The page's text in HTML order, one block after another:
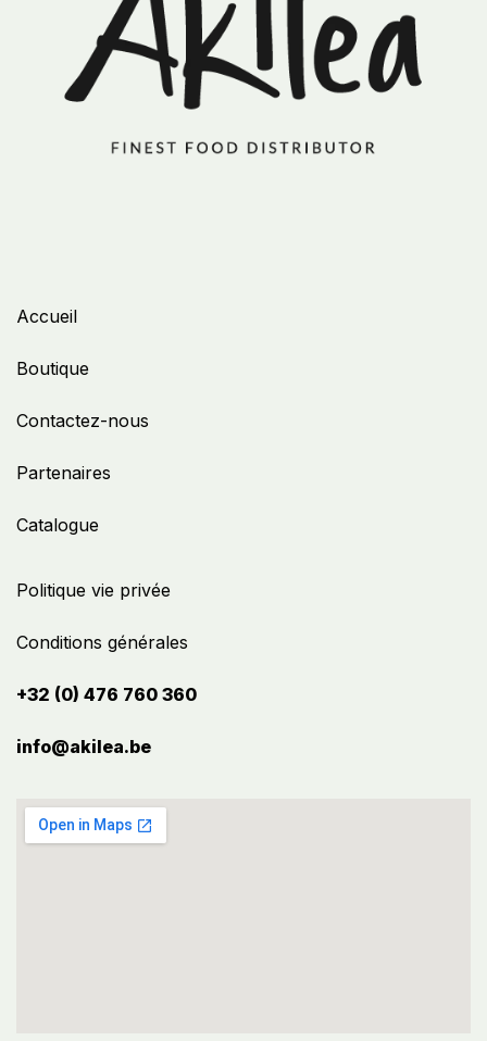
Politique vie privée
Conditions générales
+32 (0) 476 760 360
info@akilea.be​
Accueil
Boutique
Contactez-nous
Partenaires
Catalogue